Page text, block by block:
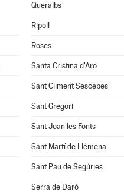
Queralbs
Ripoll
Roses
Santa Cristina d'Aro
Sant Climent Sescebes
Sant Gregori
Sant Joan les Fonts
Sant Martí de Llémena
Sant Pau de Segúries
Serra de Daró